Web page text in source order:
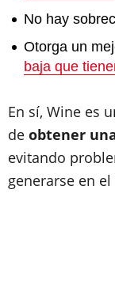
No hay
Otorga un
baja que
En sí, Wine es
de obtener
evitando
generarse en